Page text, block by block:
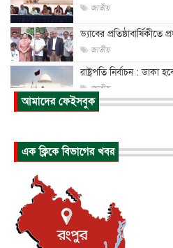
জাতীয়
ড্যাবের প্রতিষ্ঠাবার্ষিকীতে
জাতীয়
রাষ্ট্রপতি নির্বাচন :
জাতীয়
প্রধানমন্ত্রীর সঙ্গে
পাকিস্তান-তুরস্কের সঙ্গে
যুক্তরাজ্যে গ্রুমিং
আন্তর্জাতিক
বিরোধ কাটিয়ে কূটনৈতিক
আমাদের ফেইসবুক
এক ক্লিকে বিভাগের খবর